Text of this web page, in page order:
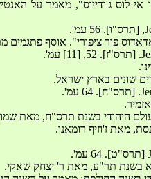
אי לוס ג'ודייוס", מאמר